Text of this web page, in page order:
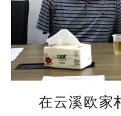
在云溪欧家